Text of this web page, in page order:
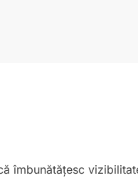
îmbunătățesc